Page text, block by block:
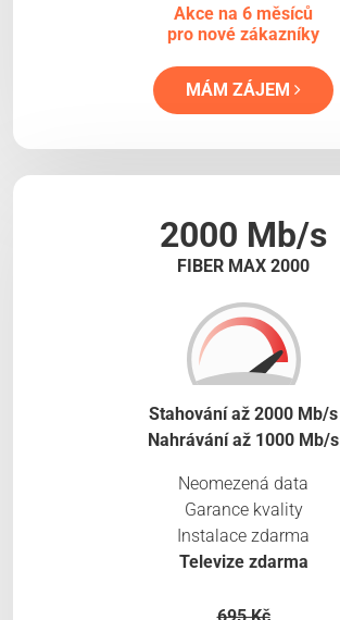
Akce na 6 měsíců
pro nové zákazníky
MÁM ZÁJEM
2000 Mb/s
FIBER MAX 2000
Stahování až 2000 Mb/s
Nahrávání až 1000 Mb/s
Neomezená data
Garance kvality
Instalace zdarma
Televize zdarma